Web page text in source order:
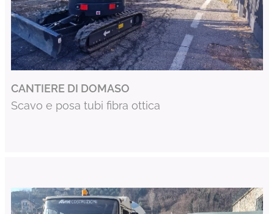
CANTIERE DI DOMASO
Scavo e posa tubi fibra ottica